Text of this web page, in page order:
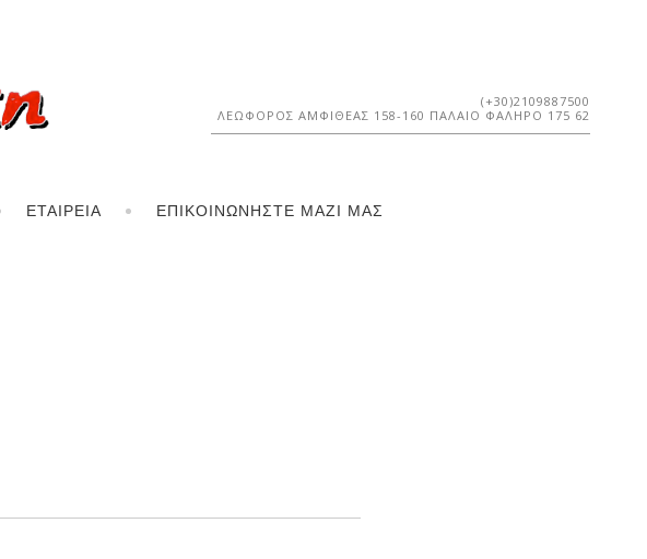
(+30)2109887500
ΛΕΩΦΌΡΟΣ ΑΜΦΙΘΈΑΣ 158-160 ΠΑΛΑΙΌ ΦΆΛΗΡΟ 175 62
ΕΤΑΙΡΕΊΑ ΕΠΙΚΟΙΝΩΝΉΣΤΕ ΜΑΖΊ ΜΑΣ